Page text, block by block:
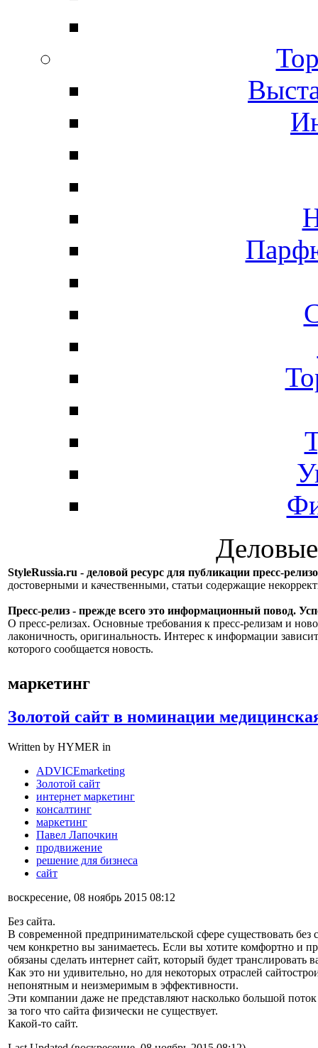
StyleRussia.ru - деловой ресурс для публикации пресс-
достоверными и качественными, статьи содержащие
Пресс-релиз - прежде всего это информационный повод.
О пресс-релизах. Основные требования к пресс-релизам и
лаконичность, оригинальность. Интерес к информации
которого сообщается новость.
маркетинг
Золотой сайт в номинации
Written by HYMER in
ADVICEmarketing
Золотой сайт
интернет маркетинг
консалтинг
маркетинг
Павел Лапочкин
продвижение
решение для бизнеса
сайт
воскресение, 08 ноябрь 2015 08:12
Без сайта.
В современной предпринимательской сфере существовать
чем конкретно вы занимаетесь. Если вы хотите комфортно и
обязаны сделать интернет сайт, который будет транслировать
Как это ни удивительно, но для некоторых отраслей
непонятным и неизмеримым в эффективности.
Эти компании даже не представляют насколько большой
за того что сайта физически не существует.
Какой-то сайт.